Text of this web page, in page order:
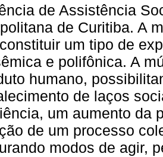
de Assistência
de Curitiba. A
um tipo de
e polifônica. A
humano,
de laços
um aumento da
de um processo
modos de agir,